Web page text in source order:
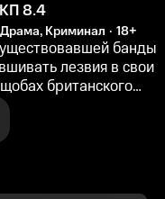
8.4
Драма, Криминал 18+
банды
лезвия в свои
британского